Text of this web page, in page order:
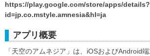
https://play.google.com/store/apps/details?
id=jp.co.mstyle.amnesia&hl=ja
アプリ概要
「天空のアムネジア」は、iOSおよびAndroid